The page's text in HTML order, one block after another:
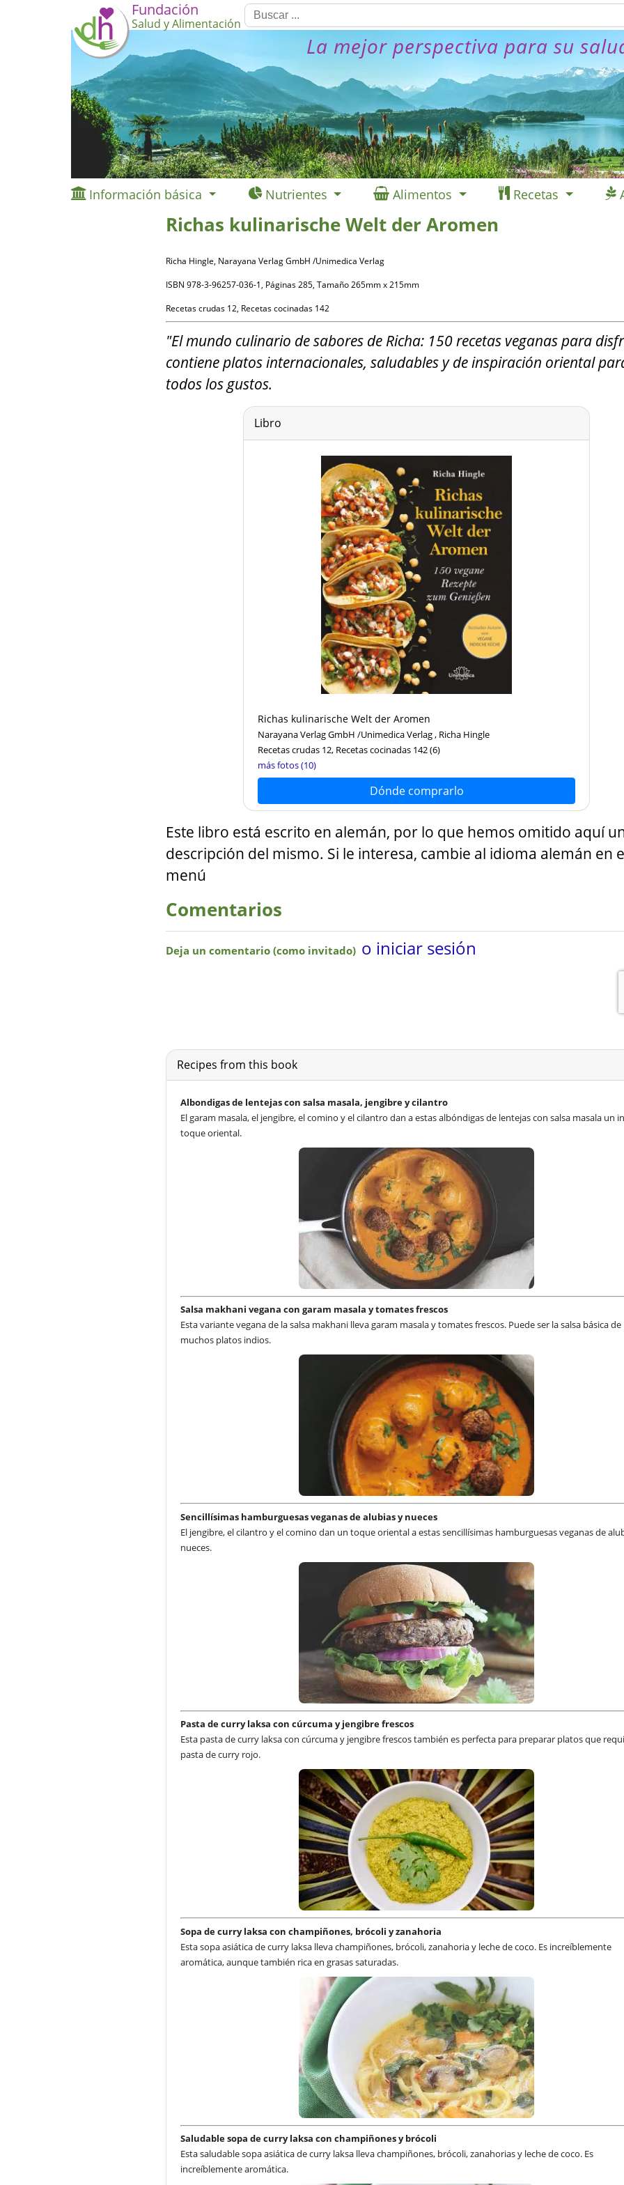
Fundación
Salud y Alimentación
La mejor perspectiva para su
Información básica Nutrientes Alimentos Recetas
Richas kulinarische Welt der Aromen
Richa Hingle, Narayana Verlag GmbH /Unimedica Verlag
ISBN 978-3-96257-036-1, Páginas 285, Tamaño 265mm x 215mm
Recetas crudas 12, Recetas cocinadas 142
"El mundo culinario de sabores de Richa: 150 recetas veganas para
contiene platos internacionales, saludables y de inspiración oriental
todos los gustos.
Libro
Richas kulinarische Welt der Aromen
Narayana Verlag GmbH /Unimedica Verlag , Richa Hingle
Recetas crudas 12, Recetas cocinadas 142(6)
más fotos (10)
Dónde comprarlo
Este libro está escrito en alemán, por lo que hemos omitido aquí
descripción del mismo. Si le interesa, cambie al idioma alemán en
menú
Comentarios
Recipes from this book
Albondigas de lentejas con salsa masala, jengibre y cilantro
El garam masala, el jengibre, el comino y el cilantro dan a estas albóndigas de lentejas con salsa masala un
toque oriental.
Salsa makhani vegana con garam masala y tomates frescos
Esta variante vegana de la salsa makhani lleva garam masala y tomates frescos. Puede ser la salsa básica de
muchos platos indios.
Sencillísimas hamburguesas veganas de alubias y nueces
El jengibre, el cilantro y el comino dan un toque oriental a estas sencillísimas hamburguesas veganas de
nueces.
Pasta de curry laksa con cúrcuma y jengibre frescos
Esta pasta de curry laksa con cúrcuma y jengibre frescos también es perfecta para preparar platos que
pasta de curry rojo.
Sopa de curry laksa con champiñones, brócoli y zanahoria
Esta sopa asiática de curry laksa lleva champiñones, brócoli, zanahoria y leche de coco. Es increíblemente
aromática, aunque también rica en grasas saturadas.
Saludable sopa de curry laksa con champiñones y brócoli
Esta saludable sopa asiática de curry laksa lleva champiñones, brócoli, zanahorias y leche de coco. Es
increíblemente aromática.